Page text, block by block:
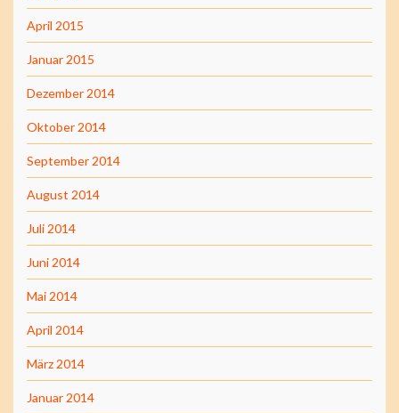
April 2015
Januar 2015
Dezember 2014
Oktober 2014
September 2014
August 2014
Juli 2014
Juni 2014
Mai 2014
April 2014
März 2014
Januar 2014